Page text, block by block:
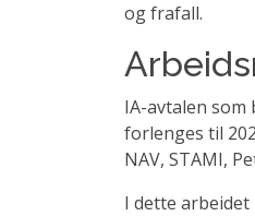
og frafall.
IA-avtalen
forlenges til
NAV, STAMI,
I dette